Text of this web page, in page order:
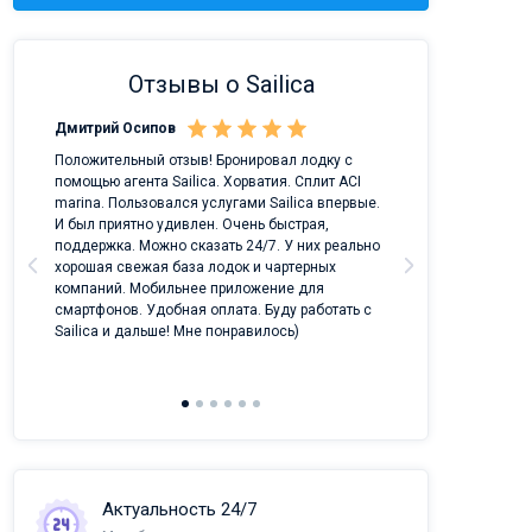
Отзывы о Sailica
Дмитрий Осипов
Положительный отзыв! Бронировал лодку с
помощью агента Sailica. Хорватия. Сплит ACI
marina. Пользовался услугами Sailica впервые.
И был приятно удивлен. Очень быстрая,
поддержка. Можно сказать 24/7. У них реально
хорошая свежая база лодок и чартерных
компаний. Мобильнее приложение для
смартфонов. Удобная оплата. Буду работать с
Sailica и дальше! Мне понравилось)
Актуальность 24/7